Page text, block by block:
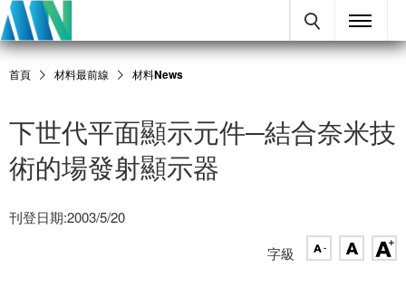
首頁 材料最前線 材料News
下世代平面顯示元件─結合奈米技
術的場發射顯示器
刊登日期:2003/5/20
字級